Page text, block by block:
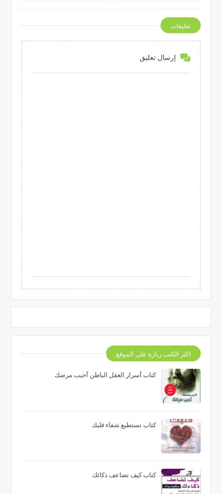
تعليقات
إرسال تعليق
اكثر الكتب زيارة على الموقع
كتاب أسرار العقل الباطن أحبب مرضك
كتاب تستطيع شفاء قلبك
كتاب كيف تضاعف ذكائك